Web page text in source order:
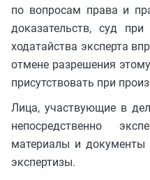
по вопросам права и
доказательств, суд
ходатайства эксперта
отмене разрешения
присутствовать при
Лица, участвующие в
непосредственно
материалы и документы
экспертизы.